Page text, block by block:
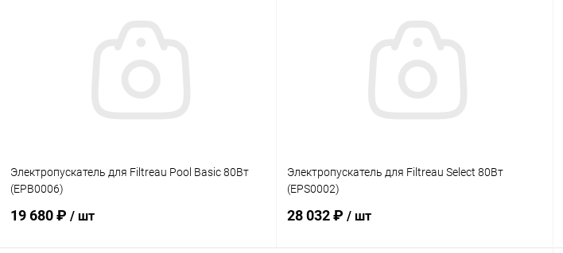
Электропускатель для Filtreau Pool Basic 80Вт
(EPB0006)
19 680 ₽ / шт
Электропускатель для Filtreau Select 80Вт
(EPS0002)
28 032 ₽ / шт